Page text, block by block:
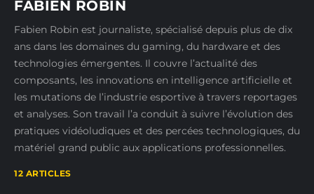
FABIEN ROBIN
Fabien Robin est journaliste, spécialisé depuis plus de dix
ans dans les domaines du gaming, du hardware et des
technologies émergentes. Il couvre l’actualité des
composants, les innovations en intelligence artificielle et
les mutations de l’industrie esportive à travers reportages
et analyses. Son travail l’a conduit à suivre l’évolution des
pratiques vidéoludiques et des percées technologiques, du
matériel grand public aux applications professionnelles.
12 ARTICLES